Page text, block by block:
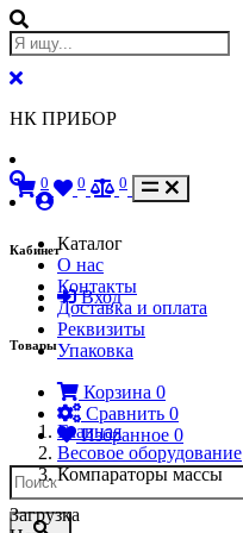
НК ПРИБОР
Кабинет
Вход
Товары
Корзина 0
Сравнить 0
Избранное 0
0 0 0
Каталог
О нас
Контакты
Доставка и оплата
Реквизиты
Упаковка
Главная
Весовое оборудование
Компараторы массы
Загрузка